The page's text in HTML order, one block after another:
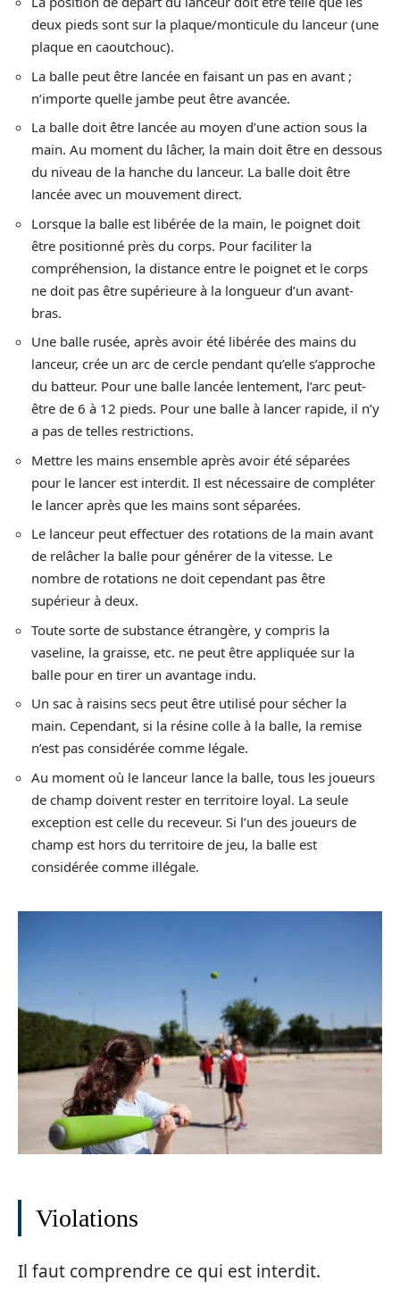
deux pieds sont sur la plaque/monticule du lanceur (une
plaque en caoutchouc).
La balle peut être lancée en faisant un pas en avant ;
n’importe quelle jambe peut être avancée.
La balle doit être lancée au moyen d’une action sous la
main. Au moment du lâcher, la main doit être en dessous
du niveau de la hanche du lanceur. La balle doit être
lancée avec un mouvement direct.
Lorsque la balle est libérée de la main, le poignet doit
être positionné près du corps. Pour faciliter la
compréhension, la distance entre le poignet et le corps
ne doit pas être supérieure à la longueur d’un avant-
bras.
Une balle rusée, après avoir été libérée des mains du
lanceur, crée un arc de cercle pendant qu’elle s’approche
du batteur. Pour une balle lancée lentement, l’arc peut-
être de 6 à 12 pieds. Pour une balle à lancer rapide, il n’y
a pas de telles restrictions.
Mettre les mains ensemble après avoir été séparées
pour le lancer est interdit. Il est nécessaire de compléter
le lancer après que les mains sont séparées.
Le lanceur peut effectuer des rotations de la main avant
de relâcher la balle pour générer de la vitesse. Le
nombre de rotations ne doit cependant pas être
supérieur à deux.
Toute sorte de substance étrangère, y compris la
vaseline, la graisse, etc. ne peut être appliquée sur la
balle pour en tirer un avantage indu.
Un sac à raisins secs peut être utilisé pour sécher la
main. Cependant, si la résine colle à la balle, la remise
n’est pas considérée comme légale.
Au moment où le lanceur lance la balle, tous les joueurs
de champ doivent rester en territoire loyal. La seule
exception est celle du receveur. Si l’un des joueurs de
champ est hors du territoire de jeu, la balle est
considérée comme illégale.
Violations
Il faut comprendre ce qui est interdit.